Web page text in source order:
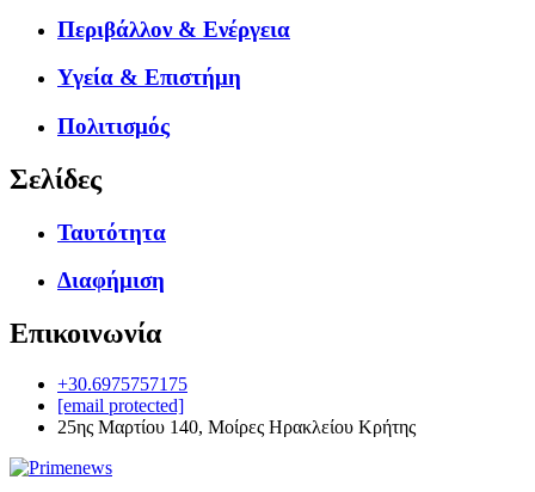
Περιβάλλον & Ενέργεια
Υγεία & Επιστήμη
Πολιτισμός
Σελίδες
Ταυτότητα
Διαφήμιση
Επικοινωνία
+30.6975757175
[email protected]
25ης Μαρτίου 140, Μοίρες Ηρακλείου Κρήτης